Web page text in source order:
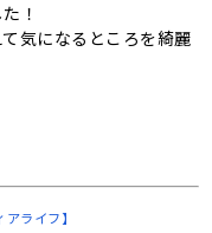
！
気になるところを綺麗
ライフ】